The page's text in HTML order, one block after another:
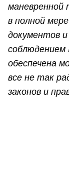
маневренной
в полной
документов
обеспечена
все не так
законов и